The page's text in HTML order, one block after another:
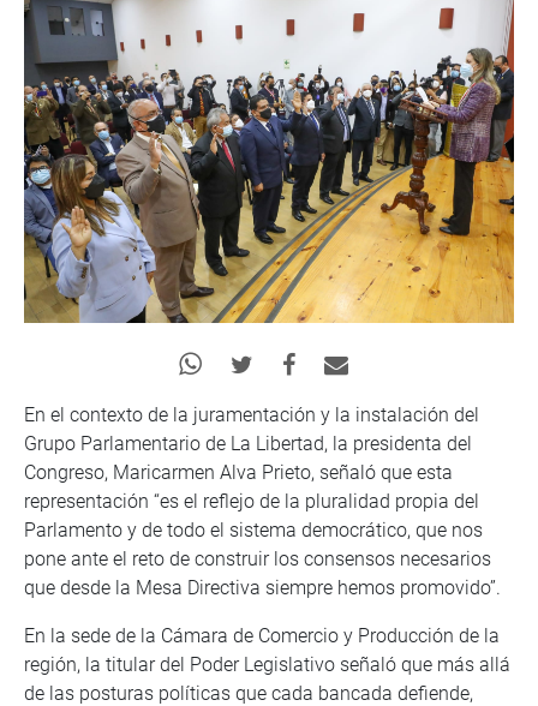
En el contexto de la juramentación y la instalación del
Grupo Parlamentario de La Libertad, la presidenta del
Congreso, Maricarmen Alva Prieto, señaló que esta
representación “es el reflejo de la pluralidad propia del
Parlamento y de todo el sistema democrático, que nos
pone ante el reto de construir los consensos necesarios
que desde la Mesa Directiva siempre hemos promovido”.
En la sede de la Cámara de Comercio y Producción de la
región, la titular del Poder Legislativo señaló que más allá
de las posturas políticas que cada bancada defiende,